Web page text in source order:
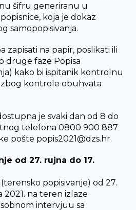
šifru generiranu u
koja je dokaz
samopopisivanja.
na papir, poslikati ili
druge faze Popisa
kako bi ispitanik kontrolnu
kontrole obuhvata
je svaki dan od 8 do
telefona 0800 900 887
pošte popis2021@dzs.hr.
od 27. rujna do 17.
popisivanje) od 27.
2021. na teren izlaze
intervjuu sa